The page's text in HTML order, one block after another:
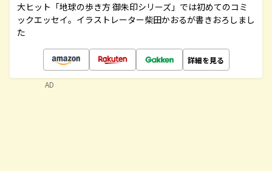
大ヒット「地球の歩き方 御朱印シリーズ」では初めてのコミ
ックエッセイ。イラストレーター柴田かおるが書きおろしまし
た
詳細を見る
AD